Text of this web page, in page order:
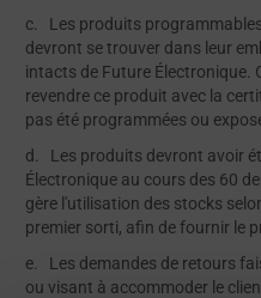
c. Les produits programmables
devront se trouver dans leur
intacts de Future Électronique.
revendre ce produit avec la
pas été programmées ou
d. Les produits devront avoir
Électronique au cours des 60
gère l'utilisation des stocks
premier sorti, afin de fournir le
e. Les demandes de retours
ou visant à accommoder le